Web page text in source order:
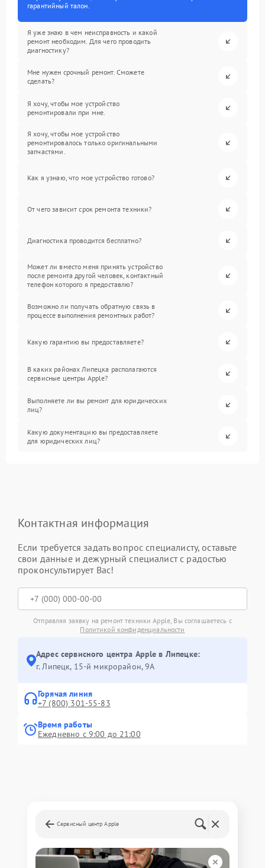
гарантийный талон.
Я уже знаю в чем неисправность и какой
ремонт необходим. Для чего проводить
диагностику?
Мне нужен срочный ремонт. Сможете
сделать?
Я хочу, чтобы мое устройство
ремонтировали при мне.
Я хочу, чтобы мое устройство
ремонтировалось только оригинальными
запчастями.
Как я узнаю, что мое устройство готово?
От чего зависит срок ремонта техники?
Диагностика проводится бесплатно?
Может ли вместо меня принять устройство
после ремонта другой человек, контактный
телефон которого я предоставлю?
Возможно ли получать обратную связь в
процессе выполнения ремонтных работ?
Какую гарантию вы предоставляете?
В каких районах Липецка располагаются
сервисные центры Apple?
Выполняете ли вы ремонт для юридических
лиц?
Какую документацию вы предоставляете
для юридических лиц?
Контактная информация
Если требуется задать вопрос специалисту, оставьте
свои данные и дежурный специалист с радостью
проконсультирует Вас!
Отправляя заявку на ремонт техники Apple, Вы соглашаетесь с
Политикой конфиденциальности
Адрес сервисного центра Apple в Липецке:
г. Липецк, 15-й микрорайон, 9А
Горячая линия
+7 (800) 301-55-83
Время работы
Ежедневно с 9:00 до 21:00
Сервисный центр Apple